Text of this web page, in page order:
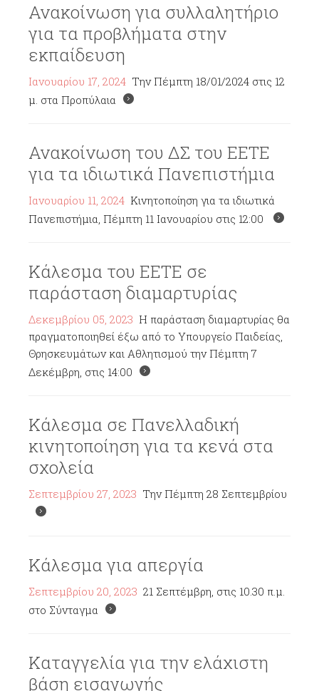
Ανακοίνωση για συλλαλητήριο
για τα προβλήματα στην
εκπαίδευση
Ιανουαρίου 17, 2024 Την Πέμπτη 18/01/2024 στις 12
μ. στα Προπύλαια
Ανακοίνωση του ΔΣ του ΕΕΤΕ
για τα ιδιωτικά Πανεπιστήμια
Ιανουαρίου 11, 2024 Κινητοποίηση για τα ιδιωτικά
Πανεπιστήμια, Πέμπτη 11 Ιανουαρίου στις 12:00
Κάλεσμα του ΕΕΤΕ σε
παράσταση διαμαρτυρίας
Δεκεμβρίου 05, 2023 Η παράσταση διαμαρτυρίας θα
πραγματοποιηθεί έξω από το Υπουργείο Παιδείας,
Θρησκευμάτων και Αθλητισμού την Πέμπτη 7
Δεκέμβρη, στις 14:00
Κάλεσμα σε Πανελλαδική
κινητοποίηση για τα κενά στα
σχολεία
Σεπτεμβρίου 27, 2023 Την Πέμπτη 28 Σεπτεμβρίου
Κάλεσμα για απεργία
Σεπτεμβρίου 20, 2023 21 Σεπτέμβρη, στις 10.30 π.μ.
στο Σύνταγμα
Καταγγελία για την ελάχιστη
βάση εισαγωγής